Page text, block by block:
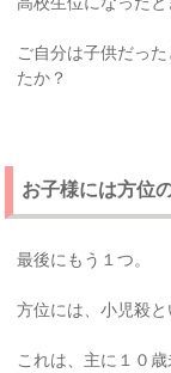
ご自分は子供だっ
たか？
お子様には方位
最後にもう１つ。
方位には、小児殺
これは、主に１０